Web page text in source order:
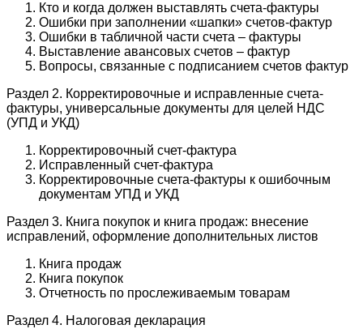
Кто и когда должен выставлять счета-фактуры
Ошибки при заполнении «шапки» счетов-фактур
Ошибки в табличной части счета – фактуры
Выставление авансовых счетов – фактур
Вопросы, связанные с подписанием счетов фактур
Раздел 2. Корректировочные и исправленные счета-
фактуры, универсальные документы для целей НДС
(УПД и УКД)
Корректировочный счет-фактура
Исправленный счет-фактура
Корректировочные счета-фактуры к ошибочным
документам УПД и УКД
Раздел 3. Книга покупок и книга продаж: внесение
исправлений, оформление дополнительных листов
Книга продаж
Книга покупок
Отчетность по прослеживаемым товарам
Раздел 4. Налоговая декларация